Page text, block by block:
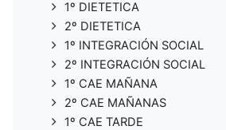
1º DIETETICA
2º DIETETICA
1º INTEGRACIÓN SOCIAL
2º INTEGRACIÓN SOCIAL
1º CAE MAÑANA
2º CAE MAÑANAS
1º CAE TARDE